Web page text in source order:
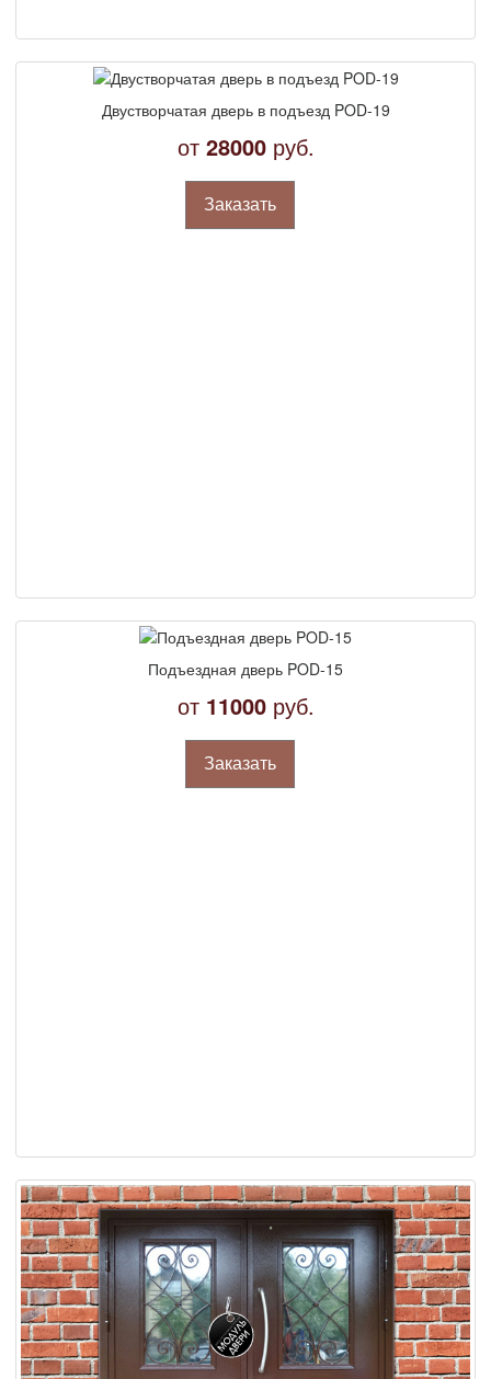
Двустворчатая дверь в подъезд POD-19
от 28000руб.
Заказать
Подъездная дверь POD-15
от 11000руб.
Заказать